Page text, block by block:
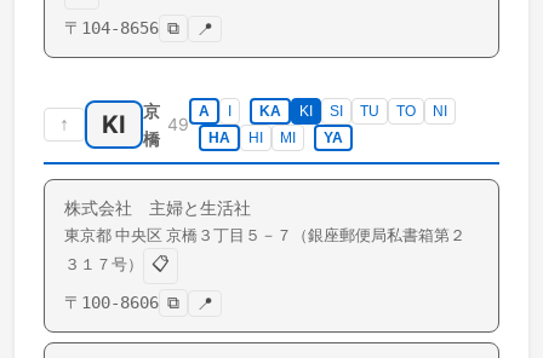
〒 104-8656 ⧉ 📍
↑ KI
京
橋
49
A KA KI SI TU TO
NI
HA
HI MI YA
株式会社 主婦と生活社
東京都 中央区 京橋 ３丁目５－７（銀座郵便局私書箱第２
３１７号）
📋
〒 100-8606 ⧉ 📍